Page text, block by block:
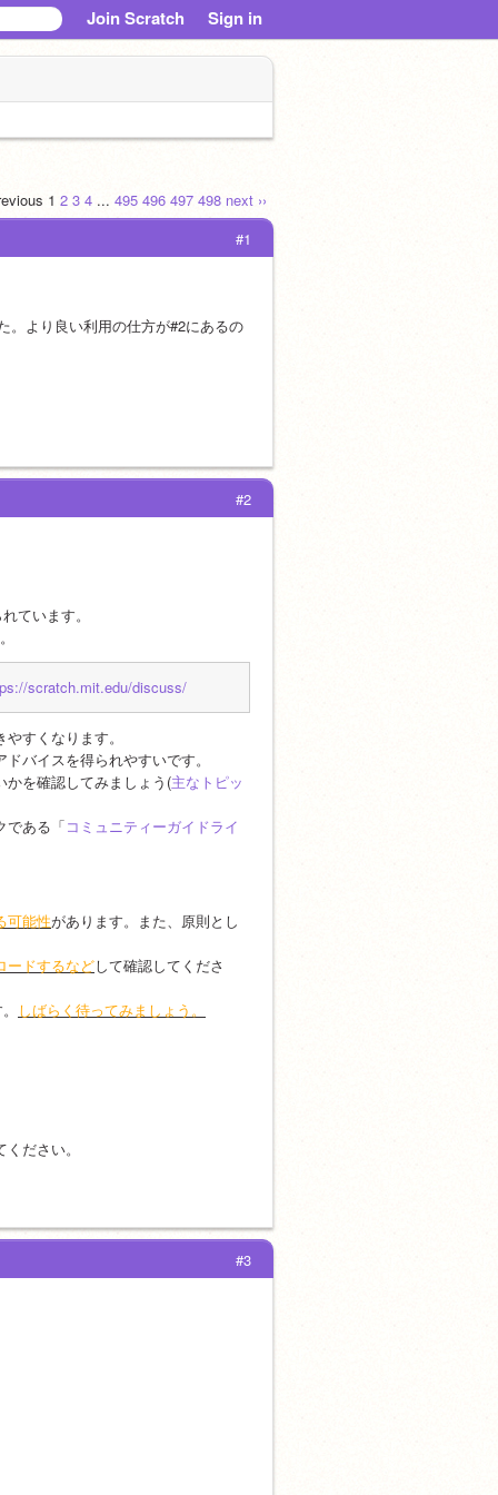
Join Scratch Sign in
1 2 3 4 ... 495 496 497 498 next ››
#1
。より良い利用の仕方が#2にあるの
#2
ています。
scratch.mit.edu/discuss/
すくなります。
バイスを得られやすいです。
を確認してみましょう(主なトピッ
ある「コミュニティーガイドライ
可能性があります。また、原則とし
ードするなどして確認してくださ
しばらく待ってみましょう。
ください。
#3